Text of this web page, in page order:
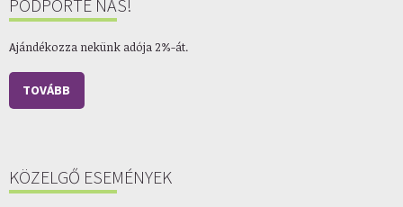
PODPORTE NÁS!
Ajándékozza nekünk adója 2%-át.
TOVÁBB
KÖZELGŐ ESEMÉNYEK